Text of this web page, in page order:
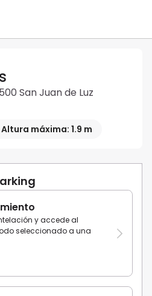
San Juan de Luz
Altura máxima: 1.9 m
y accede al
seleccionado a una